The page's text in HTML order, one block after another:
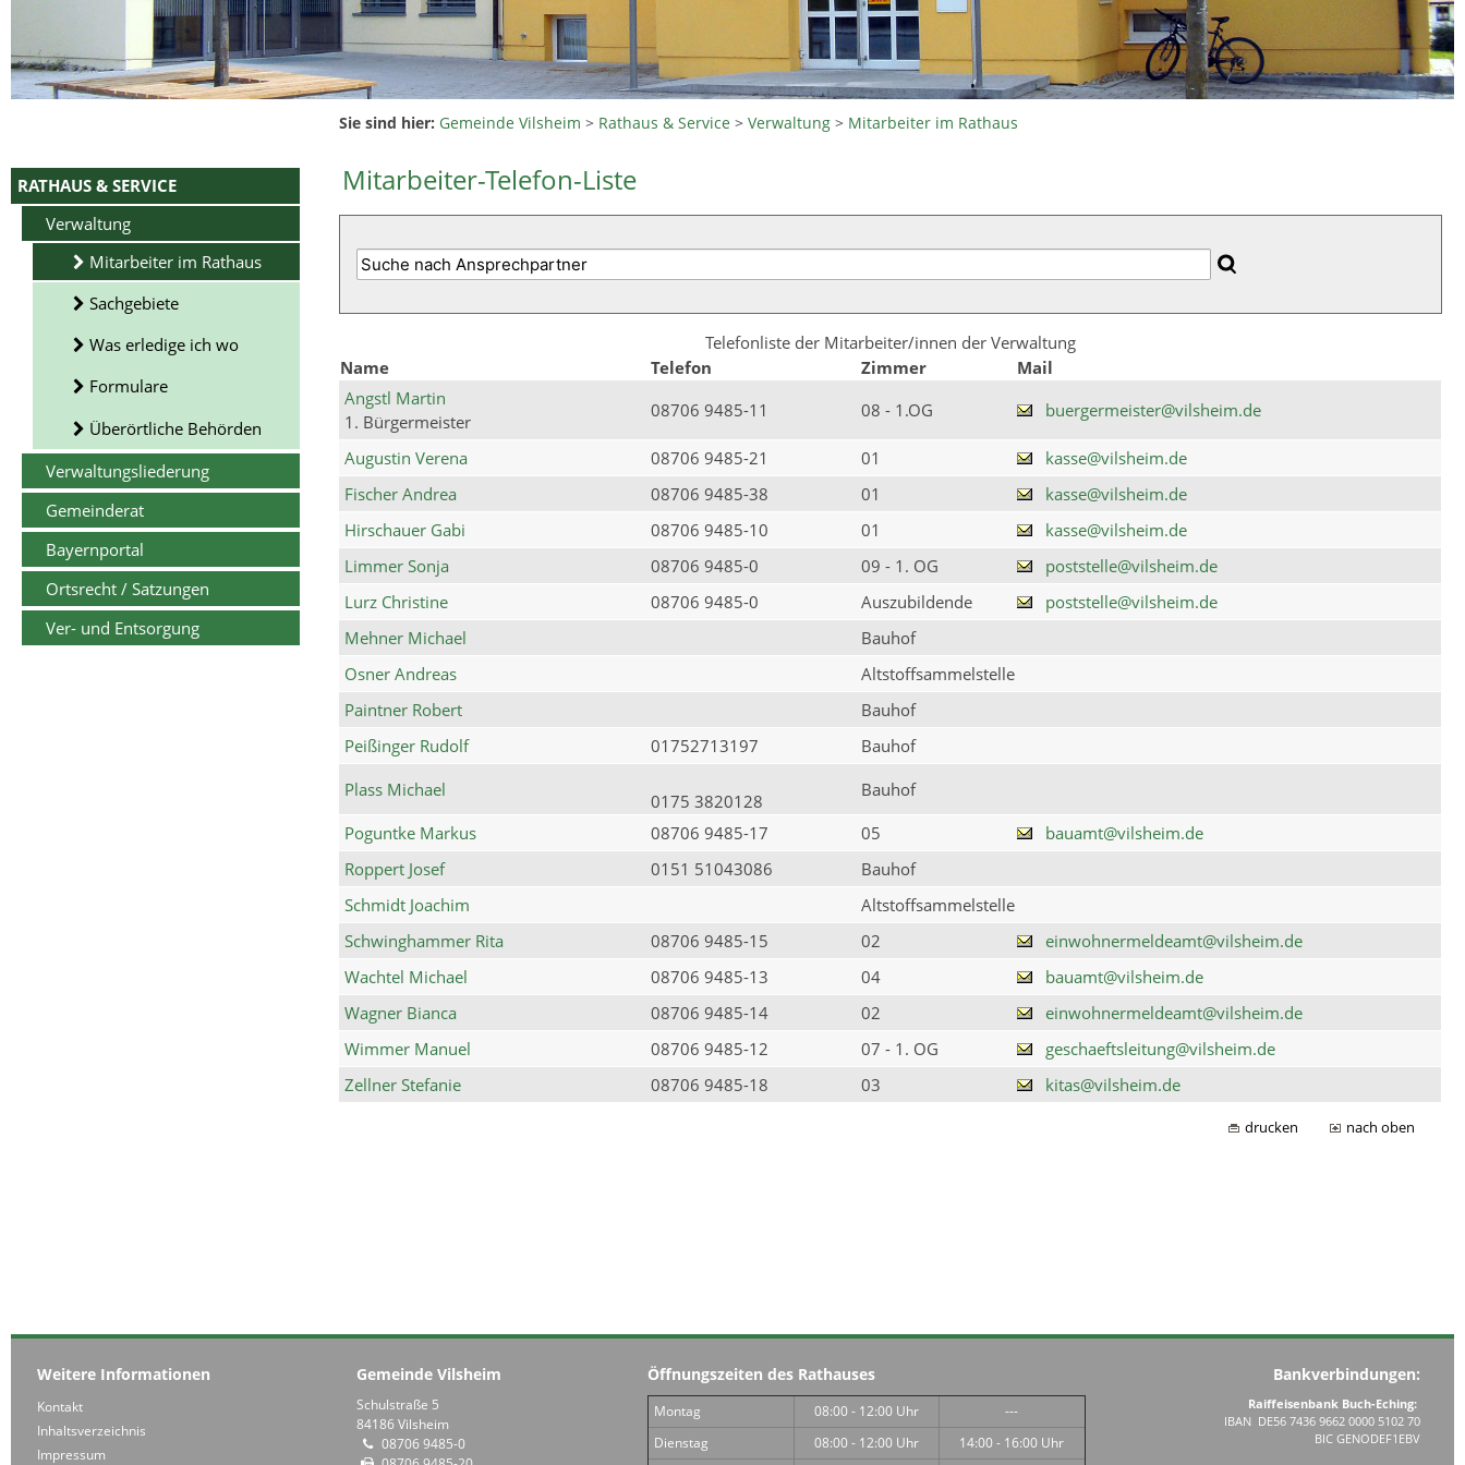
RATHAUS & SERVICE
Verwaltung
Mitarbeiter im Rathaus
Sachgebiete
Was erledige ich wo
Formulare
Überörtliche Behörden
Verwaltungsliederung
Gemeinderat
Bayernportal
Ortsrecht / Satzungen
Ver- und Entsorgung
Sie sind hier: Gemeinde Vilsheim > Rathaus & Service >Verwaltung > Mitarbeiter im Rathaus
Mitarbeiter-Telefon-Liste
Telefonliste der Mitarbeiter/innen der Verwaltung
Name
Telefon Zimmer
Mail
Angstl Martin
1. Bürgermeister
08706 9485-11 08 - 1.OG buergermeister@vilsheim.de
Augustin Verena 08706 9485-21 01
kasse@vilsheim.de
Fischer Andrea
08706 9485-38 01
kasse@vilsheim.de
Hirschauer Gabi
08706 9485-10 01
kasse@vilsheim.de
Limmer Sonja
08706 9485-0 09 - 1. OG
poststelle@vilsheim.de
Lurz Christine
08706 9485-0 Auszubildende
poststelle@vilsheim.de
Mehner Michael
Bauhof
Osner Andreas
Altstoffsammelstelle
Paintner Robert
Bauhof
Peißinger Rudolf
01752713197
Bauhof
Plass Michael
0175 3820128
Bauhof
Poguntke Markus
08706 9485-17 05
bauamt@vilsheim.de
Roppert Josef
0151 51043086
Bauhof
Schmidt Joachim
Altstoffsammelstelle
Schwinghammer Rita
08706 9485-15 02
einwohnermeldeamt@vilsheim.de
Wachtel Michael
08706 9485-13 04
bauamt@vilsheim.de
Wagner Bianca
08706 9485-14 02
einwohnermeldeamt@vilsheim.de
Wimmer Manuel
08706 9485-12 07 - 1. OG
geschaeftsleitung@vilsheim.de
Zellner Stefanie
08706 9485-18 03 kitas@vilsheim.de
drucken nach oben
Weitere Informationen
Kontakt
Inhaltsverzeichnis
Impressum
Gemeinde Vilsheim
Schulstraße 5
84186 Vilsheim
08706 9485-0
Öffnungszeiten des Rathauses
Montag 08:00 - 12:00 Uhr
---
Dienstag
08:00 - 12:00 Uhr
14:00 - 16:00 Uhr
Bankverbindungen:
Raiffeisenbank Buch-Eching:
IBAN DE56 7436 9662 0000 5102 70
BIC GENODEF1EBV